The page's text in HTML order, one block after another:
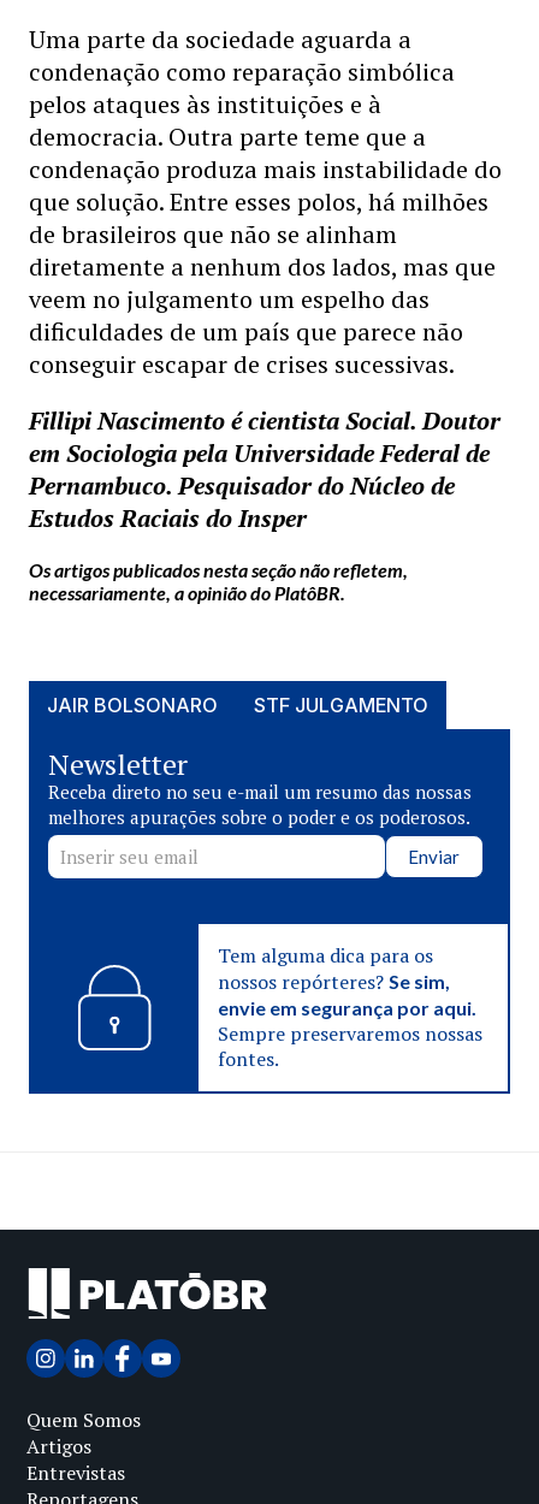
Uma parte da sociedade aguarda a
condenação como reparação simbólica
pelos ataques às instituições e à
democracia. Outra parte teme que a
condenação produza mais instabilidade do
que solução. Entre esses polos, há milhões
de brasileiros que não se alinham
diretamente a nenhum dos lados, mas que
veem no julgamento um espelho das
dificuldades de um país que parece não
conseguir escapar de crises sucessivas.
Fillipi Nascimento é cientista Social. Doutor
em Sociologia pela Universidade Federal de
Pernambuco. Pesquisador do Núcleo de
Estudos Raciais do Insper
Os artigos publicados nesta seção não refletem,
necessariamente, a opinião do PlatôBR.
JAIR BOLSONARO STF JULGAMENTO
Newsletter
Receba direto no seu e-mail um resumo das nossas
melhores apurações sobre o poder e os poderosos.
Enviar
Tem alguma dica para os
nossos repórteres? Se sim,
envie em segurança por aqui.
Sempre preservaremos nossas
fontes.
Quem Somos
Artigos
Entrevistas